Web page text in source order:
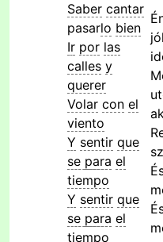
Saber cantar
pasarlo bien
Ir por las
calles y
querer
Volar con el
viento
Y sentir que
se para el
tiempo
Y sentir que
se para el
tiempo